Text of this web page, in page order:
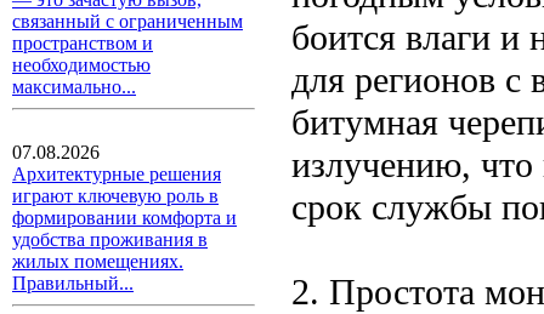
связанный с ограниченным
пространством и
необходимостью
максимально...
07.08.2026
Архитектурные решения
играют ключевую роль в
формировании комфорта и
удобства проживания в
жилых помещениях.
Правильный...
боится влаги и
для регионов с
битумная
излучению, что
срок службы
2. Простота